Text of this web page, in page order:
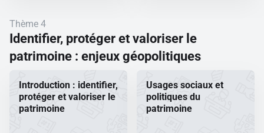
Thème 4
Identifier, protéger et valoriser le
patrimoine : enjeux géopolitiques
Introduction : identifier,
protéger et valoriser le
patrimoine
Usages sociaux et
politiques du
patrimoine